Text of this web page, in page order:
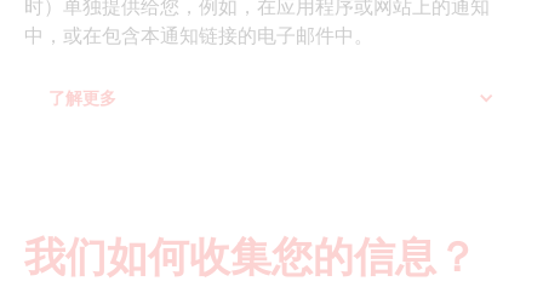
时）单独提供给您，例如，在应用程序或网站上的通知
中，或在包含本通知链接的电子邮件中。
了解更多
我们如何收集您的信息？